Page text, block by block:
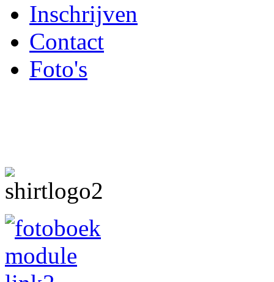
Inschrijven
Contact
Foto's